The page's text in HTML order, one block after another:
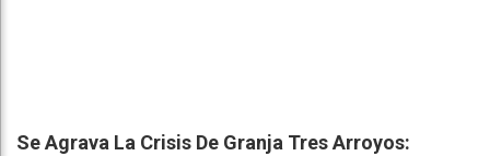
Se Agrava La Crisis De Granja Tres Arroyos: